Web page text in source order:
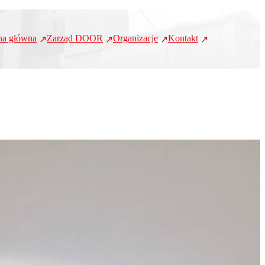
główna Zarząd DOOR Organizacje Kontakt